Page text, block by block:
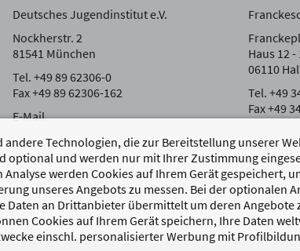
andere Technologien, die zur Bereitstellung unserer
optional und werden nur mit Ihrer Zustimmung
werden Cookies auf Ihrem Gerät gespeichert,
unseres Angebots zu messen. Bei der optionalen
Daten an Drittanbieter übermittelt um deren Angebote
Cookies auf Ihrem Gerät speichern, Ihre Daten
einschl. personalisierter Werbung mit
Deutsches Jugendinstitut e.V.
Nockherstr. 2
81541 München
Tel. +49 89 62306-0
Fax +49 89 62306-162
E-Mail
Haus 12 -
06110
Tel. +49
Fax +49